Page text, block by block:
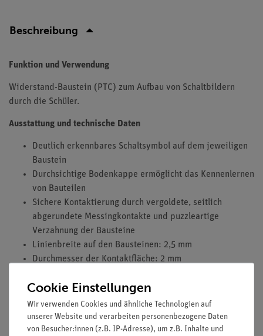
Beschreibung
Funktion und Verwendung
Widerstand-Baustein (PTC) zum Aufbau von Schaltbildern
durch die Schüler.
Ausstattung und technische Daten
Deutlich erkennbares Schaltsymbol auf dem jeweiligen
Baustein
Durchsichtige Bodenkappe ermöglicht das Kennenlernen
von Bauteilen
Sichere Kontaktierung durch vergoldete, seitlich
abgerundete Messingkontakte und puzzleartige
Verzahnung der Bausteine
Linienbreite auf den Bausteinen: 2,5 mm
Durchmesser der Kontaktfläche: 2 mm
Widerstand eines Kontaktes: 0,02 Ohm
Stromstärke: maximal 2 A
Spannung: maximal 12 V
Kaltwiderstand (25°C): 80 Ohm +/- 25 %
Cookie Einstellungen
Wir verwenden Cookies und ähnliche Technologien auf
unserer Website und verarbeiten personenbezogene Daten
von Besucher:innen (z.B. IP-Adresse), um z.B. Inhalte und